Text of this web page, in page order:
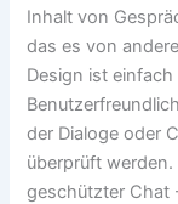
Inhalt von
das es von
Design ist
der Dialoge oder
überprüft
geschützter Chat